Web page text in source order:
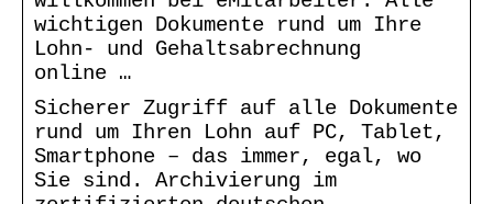
wichtigen Dokumente rund um Ihre
Lohn- und Gehaltsabrechnung
online …
Sicherer Zugriff auf alle Dokumente
rund um Ihren Lohn auf PC, Tablet,
Smartphone – das immer, egal, wo
Sie sind. Archivierung im